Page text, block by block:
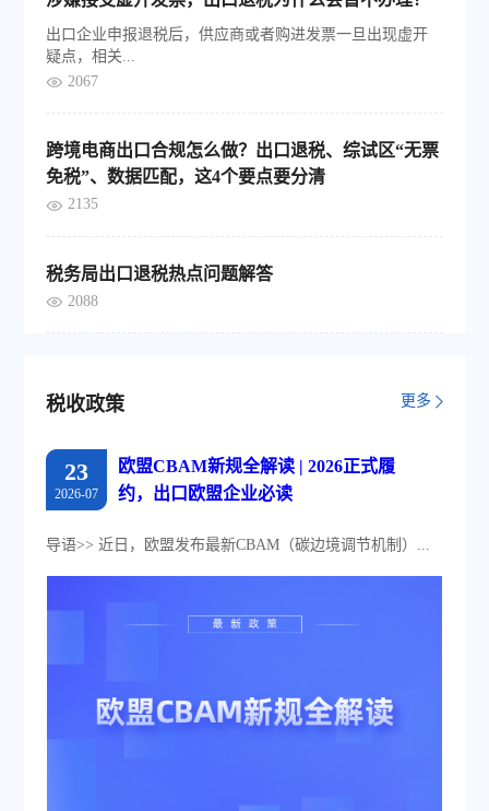
出口企业申报退税后，供应商或者购进发票一旦出现虚开
疑点，相关...
2067
跨境电商出口合规怎么做？出口退税、综试区“无票
免税”、数据匹配，这4个要点要分清
2135
税务局出口退税热点问题解答
2088
税收政策 更多
23
2026-07
欧盟CBAM新规全解读 | 2026正式履
约，出口欧盟企业必读
导语>> 近日，欧盟发布最新CBAM（碳边境调节机制）...